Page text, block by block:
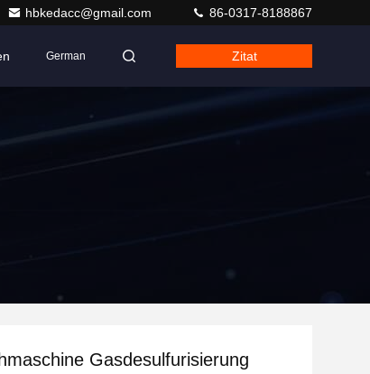
hbkedacc@gmail.com 86-0317-8188867
German Zitat
Gasdesulfurisierung